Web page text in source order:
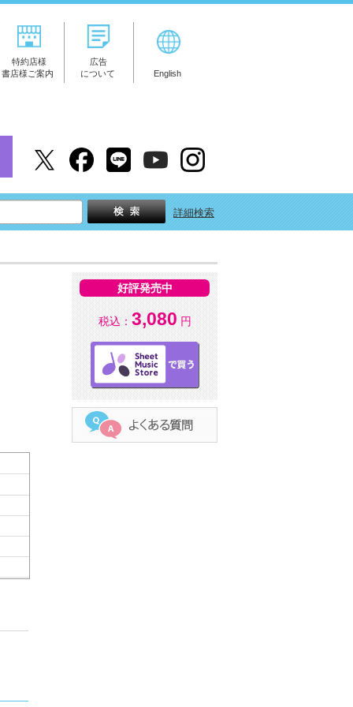
特約店様
書店様ご案内
広告
について
English
詳細検索
好評発売中
税込： 3,080 円